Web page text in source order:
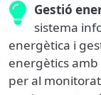
Gestió
sistema
energètica i
energètics
per al